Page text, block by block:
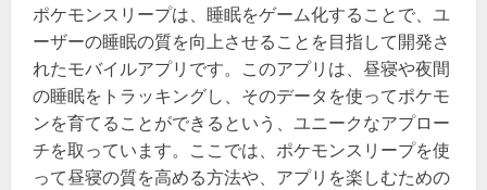
ポケモンスリープは、睡眠をゲーム化することで、ユ
ーザーの睡眠の質を向上させることを目指して開発さ
れたモバイルアプリです。このアプリは、昼寝や夜間
の睡眠をトラッキングし、そのデータを使ってポケモ
ンを育てることができるという、ユニークなアプロー
チを取っています。ここでは、ポケモンスリープを使
って昼寝の質を高める方法や、アプリを楽しむための